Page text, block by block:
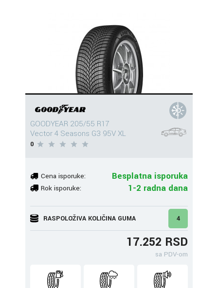
GOODYEAR 205/55 R17
Vector 4 Seasons G3 95V XL
0
Cena isporuke: Besplatna isporuka
Rok isporuke: 1-2 radna dana
RASPOLOŽIVA KOLIČINA GUMA 4
17.252 RSD
sa PDV-om